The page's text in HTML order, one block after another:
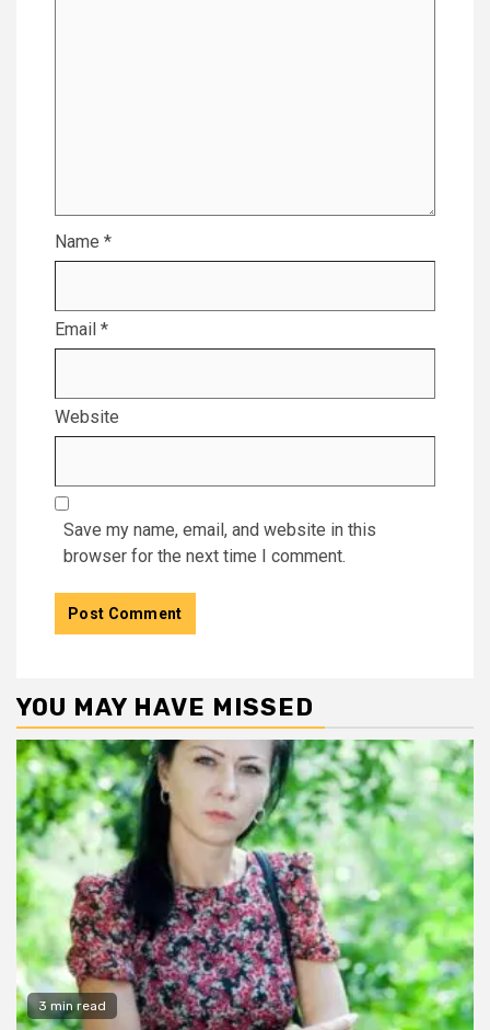
Name *
Email *
Website
Save my name, email, and website in this
browser for the next time I comment.
YOU MAY HAVE MISSED
3 min read